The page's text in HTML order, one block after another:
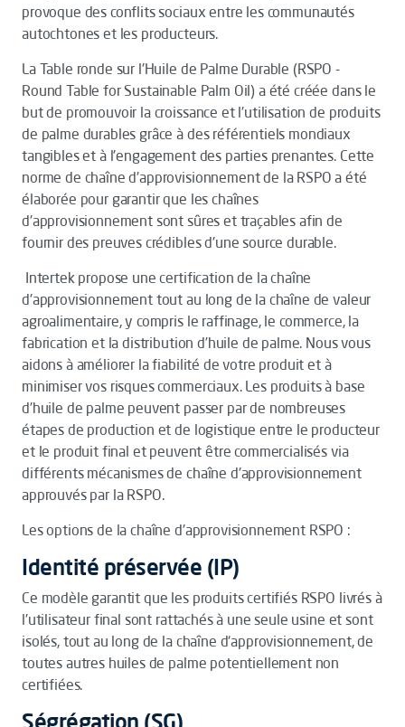
provoque des conflits sociaux entre les communautés
autochtones et les producteurs.
La Table ronde sur l'Huile de Palme Durable (RSPO -
Round Table for Sustainable Palm Oil) a été créée dans le
but de promouvoir la croissance et l'utilisation de produits
de palme durables grâce à des référentiels mondiaux
tangibles et à l'engagement des parties prenantes. Cette
norme de chaîne d'approvisionnement de la RSPO a été
élaborée pour garantir que les chaînes
d'approvisionnement sont sûres et traçables afin de
fournir des preuves crédibles d'une source durable.
Intertek propose une certification de la chaîne
d'approvisionnement tout au long de la chaîne de valeur
agroalimentaire, y compris le raffinage, le commerce, la
fabrication et la distribution d’huile de palme. Nous vous
aidons à améliorer la fiabilité de votre produit et à
minimiser vos risques commerciaux. Les produits à base
d'huile de palme peuvent passer par de nombreuses
étapes de production et de logistique entre le producteur
et le produit final et peuvent être commercialisés via
différents mécanismes de chaîne d'approvisionnement
approuvés par la RSPO.
Les options de la chaîne d'approvisionnement RSPO :
Identité préservée (IP)
Ce modèle garantit que les produits certifiés RSPO livrés à
l'utilisateur final sont rattachés à une seule usine et sont
isolés, tout au long de la chaîne d‘approvisionnement, de
toutes autres huiles de palme potentiellement non
certifiées.
Ségrégation (SG)